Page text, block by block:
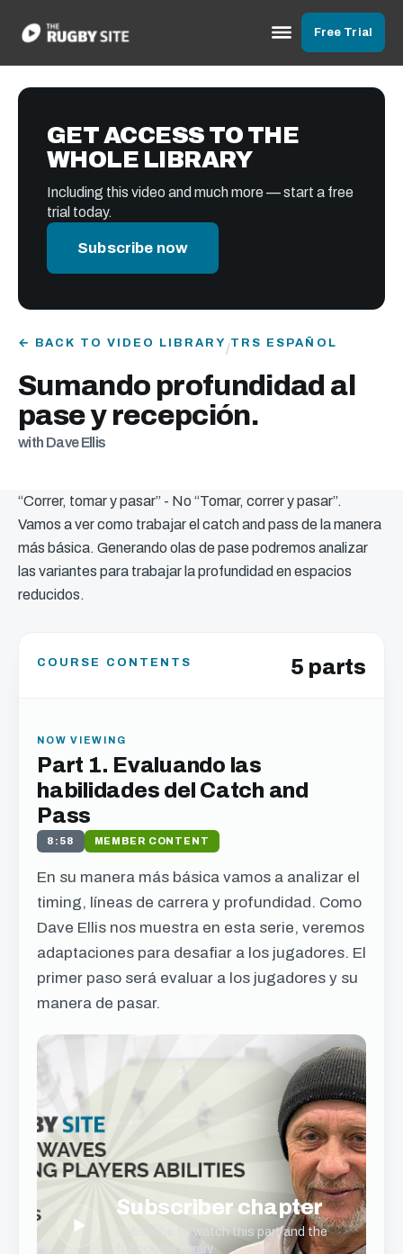
Free Trial
GET ACCESS TO THE
WHOLE LIBRARY
Including this video and much more — start a free
trial today.
Subscribe now
← BACK TO VIDEO LIBRARY /TRS ESPAÑOL
Sumando profundidad al
pase y recepción.
with Dave Ellis
“Correr, tomar y pasar” - No “Tomar, correr y pasar”.
Vamos a ver como trabajar el catch and pass de la manera
más básica. Generando olas de pase podremos analizar
las variantes para trabajar la profundidad en espacios
reducidos.
COURSE CONTENTS 5 parts
NOW VIEWING
Part 1. Evaluando las
habilidades del Catch and
Pass
8:58 MEMBER CONTENT
En su manera más básica vamos a analizar el
timing, líneas de carrera y profundidad. Como
Dave Ellis nos muestra en esta serie, veremos
adaptaciones para desafiar a los jugadores. El
primer paso será evaluar a los jugadores y su
manera de pasar.
▶
Subscriber chapter
Subscribe to watch this part and the
full course library.